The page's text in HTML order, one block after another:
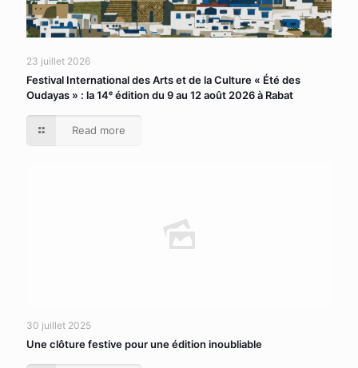
23 juillet 2026
Festival International des Arts et de la Culture « Été des
Oudayas » : la 14ᵉ édition du 9 au 12 août 2026 à Rabat
Read more
30 juillet 2025
Une clôture festive pour une édition inoubliable